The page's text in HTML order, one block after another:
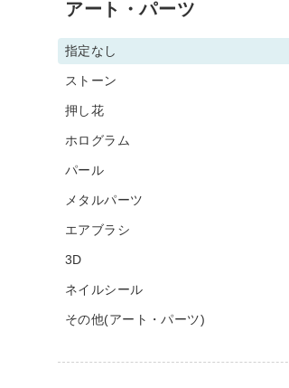
アート・パーツ
指定なし
ストーン
押し花
ホログラム
パール
メタルパーツ
エアブラシ
3D
ネイルシール
その他(アート・パーツ)